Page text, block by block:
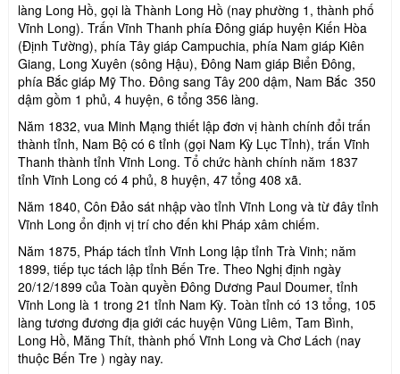
làng Long Hồ, gọi là Thành Long Hồ (nay phường 1, thành phố
Vĩnh Long). Trấn Vĩnh Thanh phía Đông giáp huyện Kiến Hòa
(Định Tường), phía Tây giáp Campuchia, phía Nam giáp Kiên
Giang, Long Xuyên (sông Hậu), Đông Nam giáp Biển Đông,
phía Bắc giáp Mỹ Tho. Đông sang Tây 200 dậm, Nam Bắc 350
dậm gồm 1 phủ, 4 huyện, 6 tổng 356 làng.
Năm 1832, vua Minh Mạng thiết lập đơn vị hành chính đổi trấn
thành tỉnh, Nam Bộ có 6 tỉnh (gọi Nam Kỳ Lục Tỉnh), trấn Vĩnh
Thanh thành tỉnh Vĩnh Long. Tổ chức hành chính năm 1837
tỉnh Vĩnh Long có 4 phủ, 8 huyện, 47 tổng 408 xã.
Năm 1840, Côn Đảo sát nhập vào tỉnh Vĩnh Long và từ đây tỉnh
Vĩnh Long ổn định vị trí cho đến khi Pháp xâm chiếm.
Năm 1875, Pháp tách tỉnh Vĩnh Long lập tỉnh Trà Vinh; năm
1899, tiếp tục tách lập tỉnh Bến Tre. Theo Nghị định ngày
20/12/1899 của Toàn quyền Đông Dương Paul Doumer, tỉnh
Vĩnh Long là 1 trong 21 tỉnh Nam Kỳ. Toàn tỉnh có 13 tổng, 105
làng tương đương địa giới các huyện Vũng Liêm, Tam Bình,
Long Hồ, Măng Thít, thành phố Vĩnh Long và Chơ Lách (nay
thuộc Bến Tre ) ngày nay.